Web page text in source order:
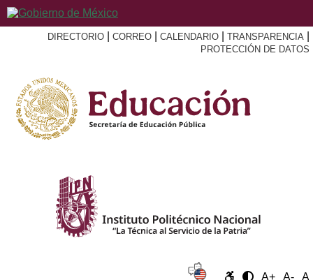
DIRECTORIO CORREO CALENDARIO TRANSPARENCIA
PROTECCIÓN DE DATOS
A+ A- A